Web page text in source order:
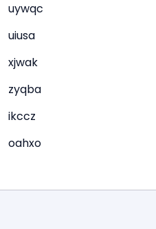
uywqc
uiusa
xjwak
zyqba
ikccz
oahxo